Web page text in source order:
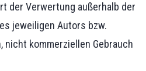
der Verwertung außerhalb der
jeweiligen Autors bzw.
kommerziellen Gebrauch